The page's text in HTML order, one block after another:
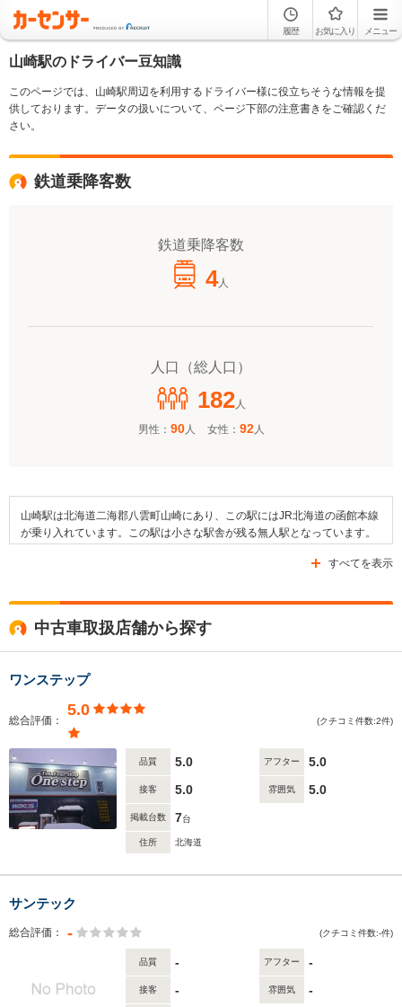
履歴 お気に入り メニュー
山崎駅のドライバー豆知識
このページでは、山崎駅周辺を利用するドライバー様に役立ちそうな情報を提
供しております。データの扱いについて、ページ下部の注意書きをご確認くだ
さい。
鉄道乗降客数
鉄道乗降客数
4人
人口（総人口）
182人
男性： 90人 女性： 92人
山崎駅は北海道二海郡八雲町山崎にあり、この駅にはJR北海道の函館本線
が乗り入れています。この駅は小さな駅舎が残る無人駅となっています。
線を有している地上駅です。そして、当駅は同じJR函館本線の停車駅であ
大部分は森林で占められているほか、田畑なども見られます。なお、駅周
辺の交通面には国道5号線などの道路が整備されており、函館バスの停留
所である「山崎駅前」停留所が設置されています。
すべてを表示
中古車取扱店舗から探す
ワンステップ
総合評価：
5.0
(クチコミ件数:2件)
品質 5.0 アフター 5.0
接客 5.0 雰囲気 5.0
掲載台数 7台
住所 北海道
サンテック
総合評価： - (クチコミ件数:-件)
品質 - アフター -
接客 - 雰囲気 -